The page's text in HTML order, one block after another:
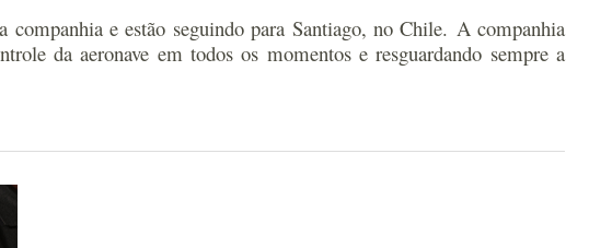
companhia e estão seguindo para Santiago, no Chile. A companhia
da aeronave em todos os momentos e resguardando sempre a